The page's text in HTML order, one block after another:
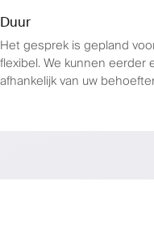
Duur
Het gesprek is gepland
flexibel. We kunnen eerder
afhankelijk van uw